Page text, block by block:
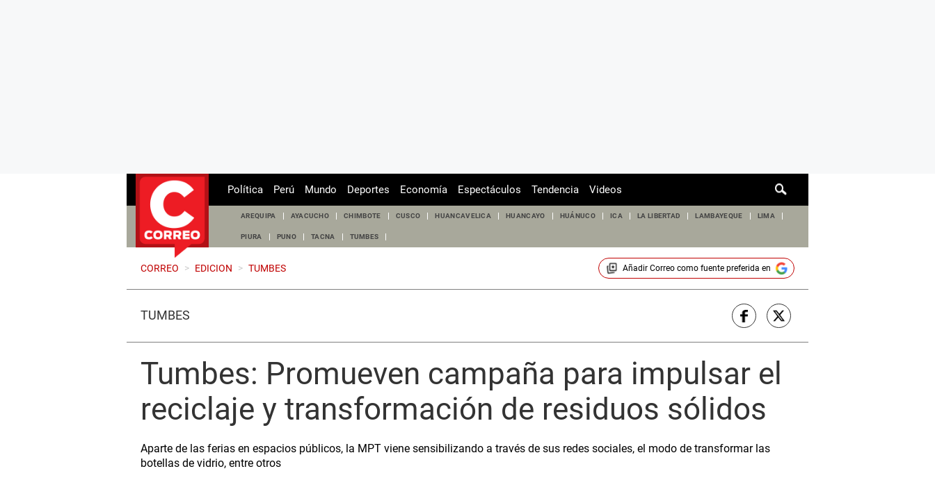
de
Política Perú Mundo Deportes Economía Espectáculos Tendencia Videos
AREQUIPA AYACUCHO CHIMBOTE CUSCO HUANCAVELICA HUANCAYO HUÁNUCO ICA LA LIBERTAD LAMBAYEQUE LIMA
PIURA PUNO TACNA TUMBES
CORREO > EDICION > TUMBES Añadir Correocomo fuente preferida en
TUMBES
Tumbes: Promueven campaña para impulsar el
reciclaje y transformación de residuos sólidos
Aparte de las ferias en espacios públicos, la MPT viene sensibilizando a través de sus redes sociales, el modo de transformar las
botellas de vidrio, entre otros